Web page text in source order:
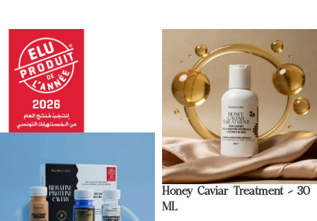
Honey Caviar Treatment – 30
ML